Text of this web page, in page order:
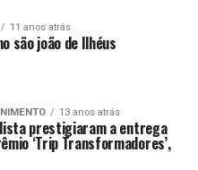
11 anos atrás
são joão de Ilhéus
13 anos atrás
prestigiaram a entrega
‘Trip Transformadores’,